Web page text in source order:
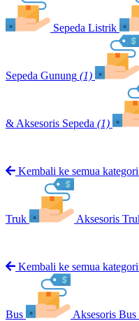
Sepeda Listrik
Sepeda Gunung (1)
& Aksesoris Sepeda (1)
Kembali ke semua kategori
Truk Aksesoris
Kembali ke semua kategori
Bus Aksesoris Bus